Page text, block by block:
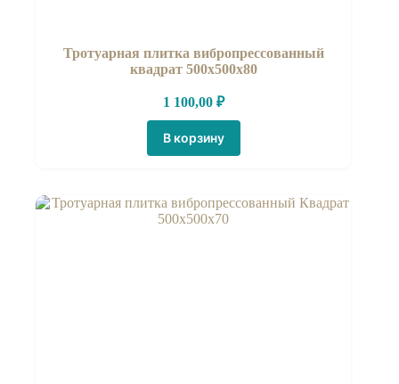
Тротуарная плитка вибропрессованный
квадрат 500x500x80
1 100,00 ₽
В корзину